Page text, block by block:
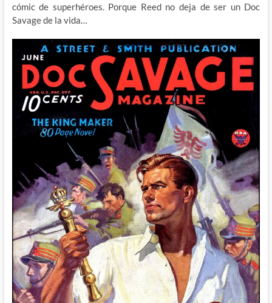
cómic de superhéroes. Porque Reed no deja de ser un Doc
Savage de la vida…